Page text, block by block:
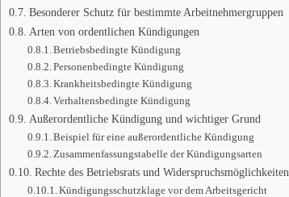
Besonderer Schutz für bestimmte Arbeitnehmergruppen
Arten von ordentlichen Kündigungen
Betriebsbedingte Kündigung
Personenbedingte Kündigung
Krankheitsbedingte Kündigung
Verhaltensbedingte Kündigung
Außerordentliche Kündigung und wichtiger Grund
Beispiel für eine außerordentliche Kündigung
Zusammenfassungstabelle der Kündigungsarten
Rechte des Betriebsrats und Widerspruchsmöglichkeiten
Kündigungsschutzklage vor dem Arbeitsgericht